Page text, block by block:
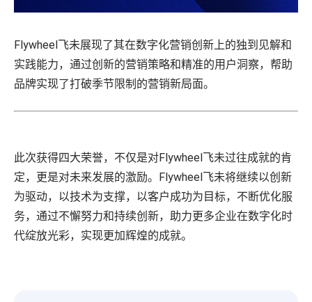
Flywheel飞未展现了其在数字化营销创新上的独到见解和
实践能力，通过创新的营销策略和精准的用户洞察，帮助
品牌实现了打破季节限制的营销新局面。
此次获得四大荣誉，不仅是对Flywheel飞未过往成就的肯
定，更是对未来发展的激励。Flywheel飞未将继续以创新
为驱动，以技术为支撑，以客户成功为目标，不断优化服
务，通过不懈努力和持续创新，助力更多企业在数字化时
代绽放光彩，实现更加辉煌的成就。